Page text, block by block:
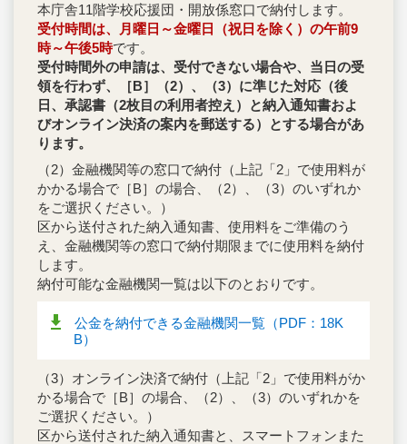
本庁舎11階学校応援団・開放係窓口で納付します。
受付時間は、月曜日～金曜日（祝日を除く）の午前9
時～午後5時です。
受付時間外の申請は、受付できない場合や、当日の受
領を行わず、［B］（2）、（3）に準じた対応（後
日、承認書（2枚目の利用者控え）と納入通知書およ
びオンライン決済の案内を郵送する）とする場合があ
ります。
（2）金融機関等の窓口で納付（上記「2」で使用料が
かかる場合で［B］の場合、（2）、（3）のいずれか
をご選択ください。）
区から送付された納入通知書、使用料をご準備のう
え、金融機関等の窓口で納付期限までに使用料を納付
します。
納付可能な金融機関一覧は以下のとおりです。
公金を納付できる金融機関一覧（PDF：18K
B）
（3）オンライン決済で納付（上記「2」で使用料がか
かる場合で［B］の場合、（2）、（3）のいずれかを
ご選択ください。）
区から送付された納入通知書と、スマートフォンまた